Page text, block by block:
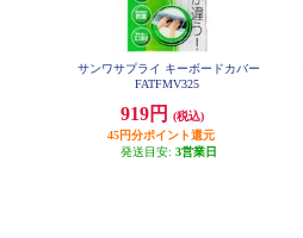
サンワサプライ キーボードカバー
FATFMV325
919円
(税込)
45円分ポイント還元
発送目安: 3営業日